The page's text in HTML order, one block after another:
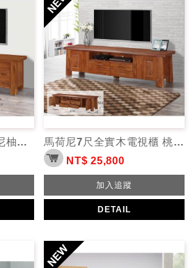
金柚全實木電視櫃 印尼柚木 5.8尺6.5尺
馬荷尼7尺全實木電視櫃 桃花心木
NT$ 25,800
加入追蹤
DETAIL